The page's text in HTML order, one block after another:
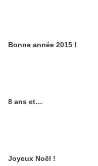
Bonne année 2015 !
8 ans et…
Joyeux Noël !